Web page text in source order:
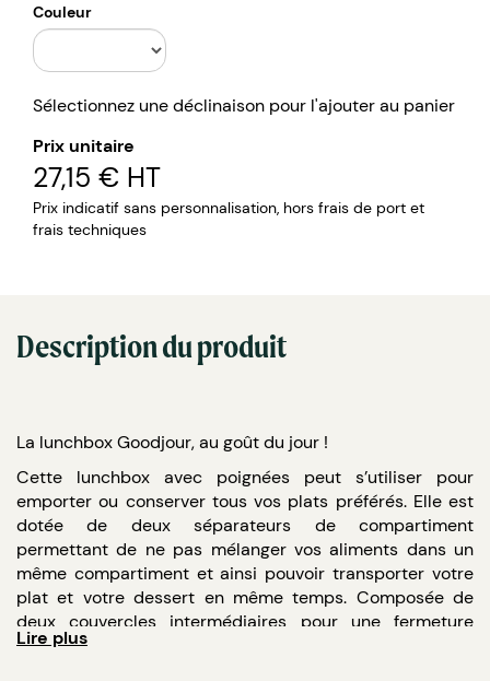
couvercles intermédiaires (Pebd), 1 élastique
(élasthanne), 2 séparateurs (PPh)
Garantie : 3 ans
Couleurs disponibles : 4 couleurs (bleu, vert, noir et
gris).
Couleur
Sélectionnez une déclinaison pour l'ajouter au panier
Prix unitaire
27,15 € HT
Prix indicatif sans personnalisation, hors frais de port et
frais techniques
Description du produit
La lunchbox Goodjour, au goût du jour !
Cette lunchbox avec poignées peut s’utiliser pour
emporter ou conserver tous vos plats préférés. Elle est
dotée de deux séparateurs de compartiment
permettant de ne pas mélanger vos aliments dans un
même compartiment et ainsi pouvoir transporter votre
plat et votre dessert en même temps. Composée de
deux couvercles intermédiaires pour une fermeture
complètement hermétique et encore plus de sécurité, la
Lire plus